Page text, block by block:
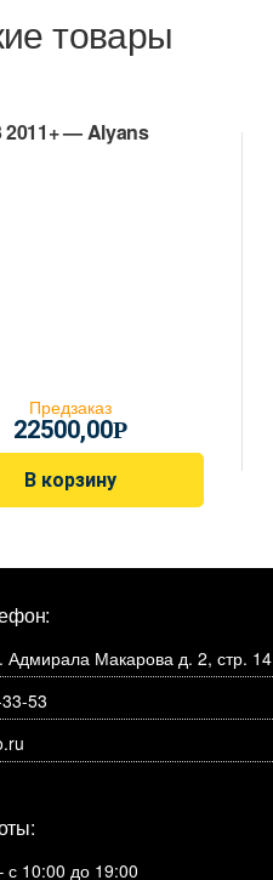
товары
2011+ — Alyans
Предзаказ
22500,00Р
В корзину
Адмирала Макарова д. 2, стр. 14
53
с 10:00 до 19:00